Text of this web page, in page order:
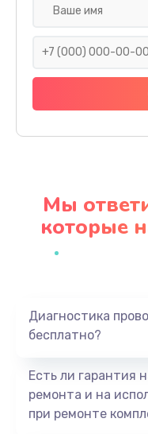
Мы
которые
Диагностика
бесплатно?
Есть ли гарантия
ремонта и на
при ремонте